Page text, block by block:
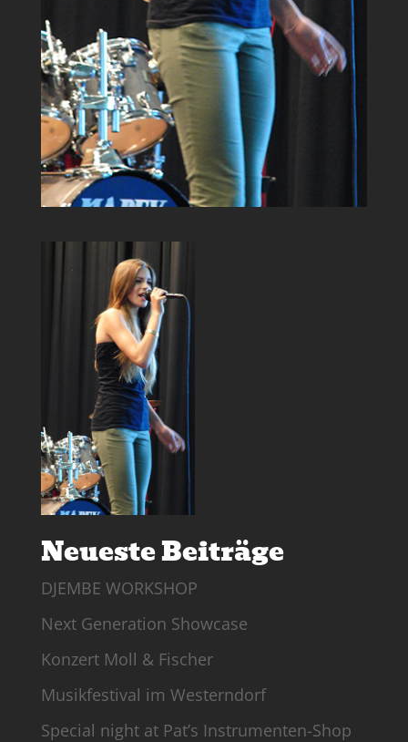
Neueste Beiträge
DJEMBE WORKSHOP
Next Generation Showcase
Konzert Moll & Fischer
Musikfestival im Westerndorf
Special night at Pat’s Instrumenten-Shop